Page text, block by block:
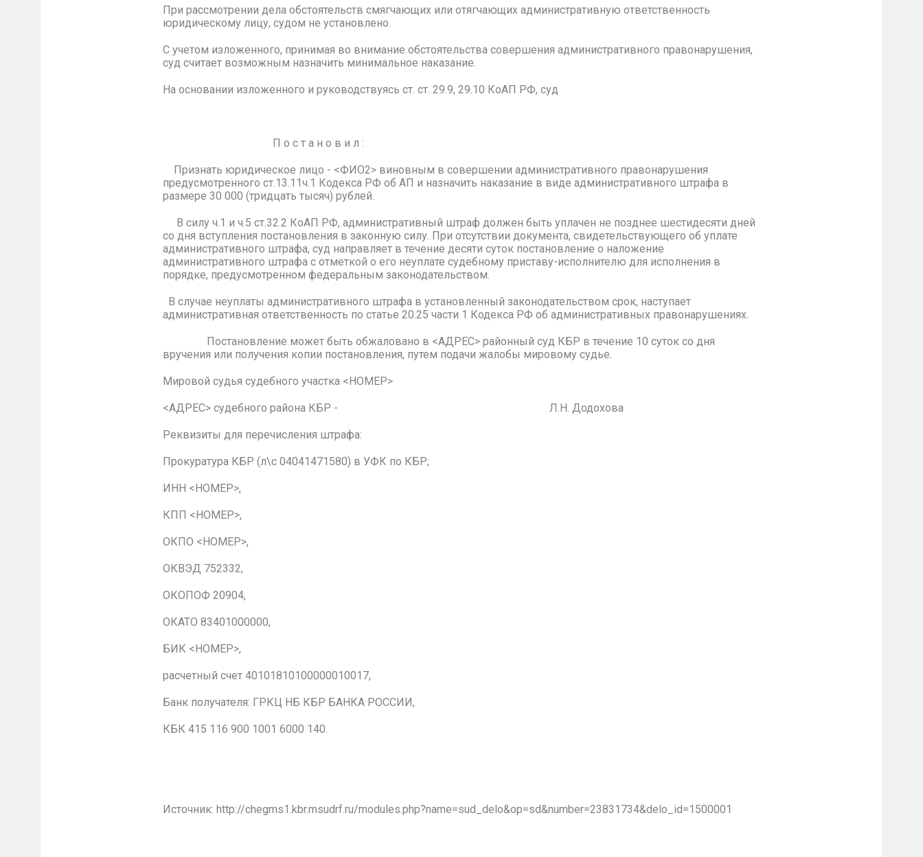
При рассмотрении дела обстоятельств смягчающих или отягчающих административную ответственность
юридическому лицу, судом не установлено.
С учетом изложенного, принимая во внимание обстоятельства совершения административного правонарушения,
суд считает возможным назначить минимальное наказание.
На основании изложенного и руководствуясь ст. ст. 29.9, 29.10 КоАП РФ, суд
П о с т а н о в и л :
Признать юридическое лицо - <ФИО2> виновным в совершении административного правонарушения
предусмотренного ст.13.11ч.1 Кодекса РФ об АП и назначить наказание в виде административного штрафа в
размере 30 000 (тридцать тысяч) рублей.
В силу ч.1 и ч.5 ст.32.2 КоАП РФ, административный штраф должен быть уплачен не позднее шестидесяти дней
со дня вступления постановления в законную силу. При отсутствии документа, свидетельствующего об уплате
административного штрафа, суд направляет в течение десяти суток постановление о наложение
административного штрафа с отметкой о его неуплате судебному приставу-исполнителю для исполнения в
порядке, предусмотренном федеральным законодательством.
В случае неуплаты административного штрафа в установленный законодательством срок, наступает
административная ответственность по статье 20.25 части 1 Кодекса РФ об административных правонарушениях.
Постановление может быть обжаловано в <АДРЕС> районный суд КБР в течение 10 суток со дня
вручения или получения копии постановления, путем подачи жалобы мировому судье.
Мировой судья судебного участка <НОМЕР>
<АДРЕС> судебного района КБР - Л.Н. Додохова
Реквизиты для перечисления штрафа:
Прокуратура КБР (л\с 04041471580) в УФК по КБР;
ИНН <НОМЕР>,
КПП <НОМЕР>,
ОКПО <НОМЕР>,
ОКВЭД 752332,
ОКОПОФ 20904,
ОКАТО 83401000000,
БИК <НОМЕР>,
расчетный счет 40101810100000010017,
Банк получателя: ГРКЦ НБ КБР БАНКА РОССИИ,
КБК 415 116 900 1001 6000 140.
Источник: http://chegms1.kbr.msudrf.ru/modules.php?name=sud_delo&op=sd&number=23831734&delo_id=1500001